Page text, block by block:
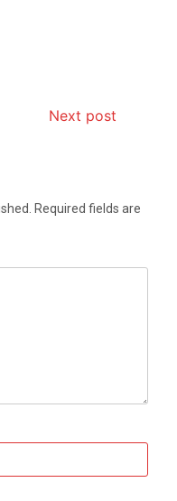
Next post
Required fields are